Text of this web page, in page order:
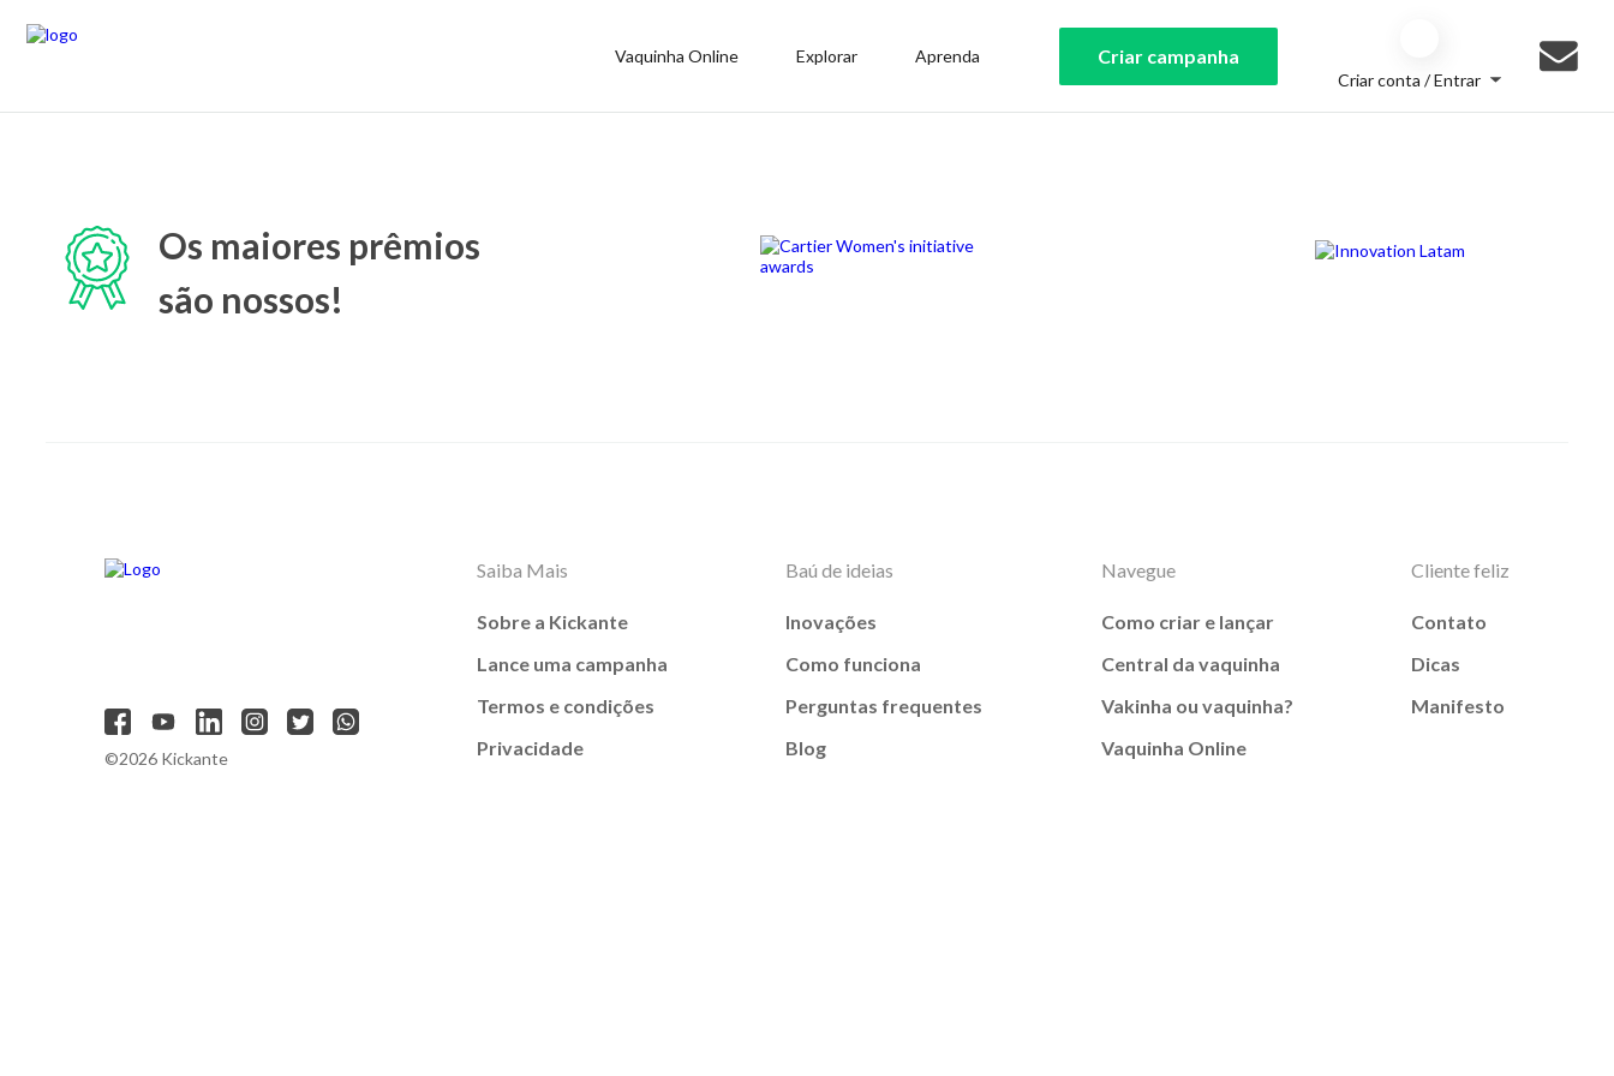
Vaquinha Online Explorar Aprenda Criar campanha
Criar conta / Entrar
Os maiores prêmios
são nossos!
©2026 Kickante
Saiba Mais
Sobre a Kickante
Lance uma campanha
Termos e condições
Privacidade
Baú de ideias
Inovações
Como funciona
Perguntas frequentes
Blog
Navegue
Como criar e lançar
Central da vaquinha
Vakinha ou vaquinha?
Vaquinha Online
Cliente feliz
Contato
Dicas
Manifesto